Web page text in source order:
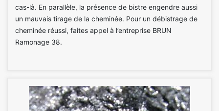
cas-là. En parallèle, la présence de bistre engendre aussi
un mauvais tirage de la cheminée. Pour un débistrage de
cheminée réussi, faites appel à l’entreprise BRUN
Ramonage 38.